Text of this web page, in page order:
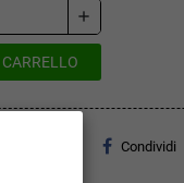
add
Condividi